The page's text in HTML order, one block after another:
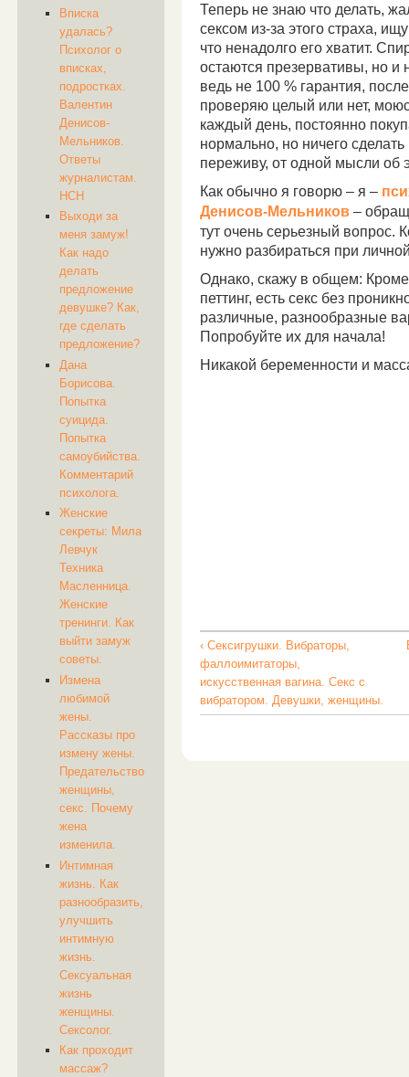
Вписка
удалась?
Психолог о
вписках,
подростках.
Валентин
Денисов-
Мельников.
Ответы
журналистам.
НСН
Выходи за
меня замуж!
Как надо
делать
предложение
девушке? Как,
где сделать
предложение?
Дана
Борисова.
Попытка
суицида.
Попытка
самоубийства.
Комментарий
психолога.
Женские
секреты: Мила
Левчук
Техника
Масленница.
Женские
тренинги. Как
выйти замуж
советы.
Измена
любимой
жены.
Рассказы про
измену жены.
Предательство
женщины,
секс. Почему
жена
изменила.
Интимная
жизнь. Как
разнообразить,
улучшить
интимную
жизнь.
Сексуальная
жизнь
женщины.
Сексолог.
Как проходит
массаж?
Теперь не знаю что делать,
сексом из-за этого страха,
что ненадолго его хватит.
остаются презервативы, но и
ведь не 100 % гарантия,
проверяю целый или нет,
каждый день, постоянно
нормально, но ничего
переживу, от одной мысли об
Как обычно я говорю – я –
Денисов-Мельников –
тут очень серьезный вопрос.
нужно разбираться при
Однако, скажу в общем:
петтинг, есть секс без
различные, разнообразные
Попробуйте их для начала!
Никакой беременности и
‹ Сексигрушки. Вибраторы,
фаллоимитаторы,
искусственная вагина. Секс с
вибратором. Девушки, женщины.